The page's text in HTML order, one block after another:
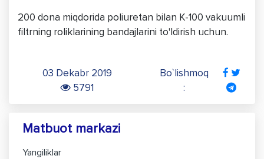
200 dona miqdorida poliuretan bilan K-100 vakuumli
filtrning roliklarining bandajlarini to'ldirish uchun.
03 Dekabr 2019
5791
Bo`lishmoq
:
Matbuot markazi
Yangiliklar